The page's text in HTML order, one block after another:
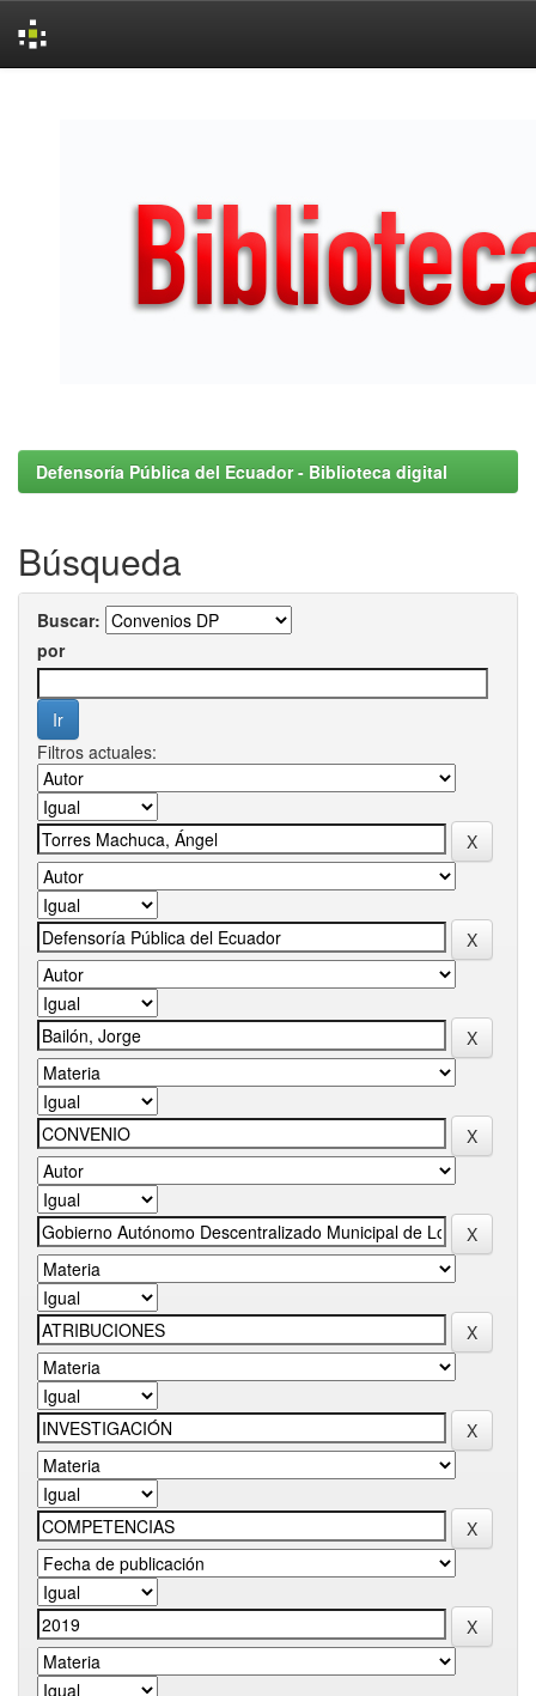
Defensoría Pública del Ecuador - Biblioteca digital
Búsqueda
Buscar:
por
Filtros actuales: